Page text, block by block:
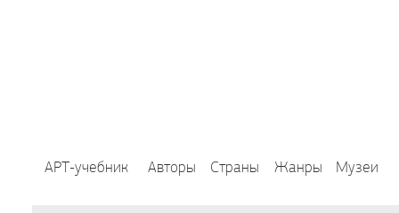
АРТ-учебник Авторы Страны Жанры Музеи